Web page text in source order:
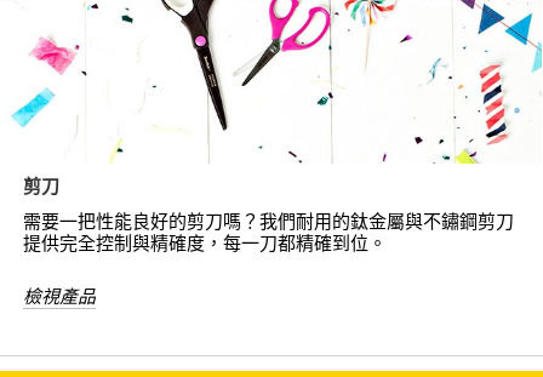
剪刀
需要一把性能良好的剪刀嗎？我們耐用的鈦金屬與不鏽鋼剪刀
提供完全控制與精確度，每一刀都精確到位。
檢視產品